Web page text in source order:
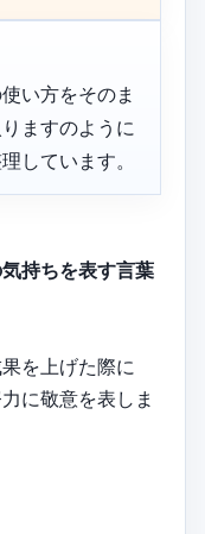
い方をそのま
ますのように
しています。
持ちを表す言葉
を上げた際に
に敬意を表しま